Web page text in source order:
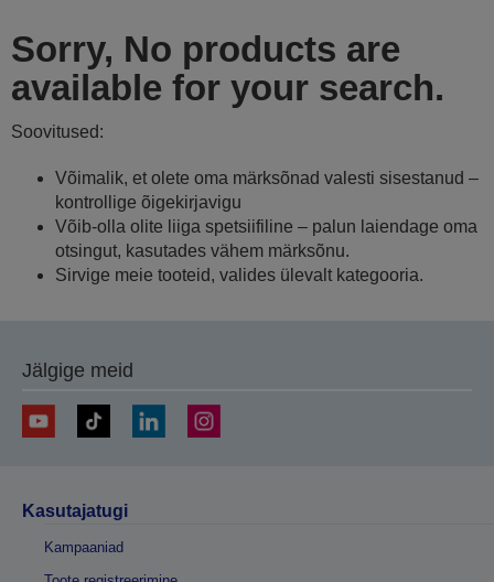
Sorry, No products are
available for your search.
Soovitused:
Võimalik, et olete oma märksõnad valesti sisestanud –
kontrollige õigekirjavigu
Võib-olla olite liiga spetsiifiline – palun laiendage oma
otsingut, kasutades vähem märksõnu.
Sirvige meie tooteid, valides ülevalt kategooria.
Jälgige meid
Kasutajatugi
Kampaaniad